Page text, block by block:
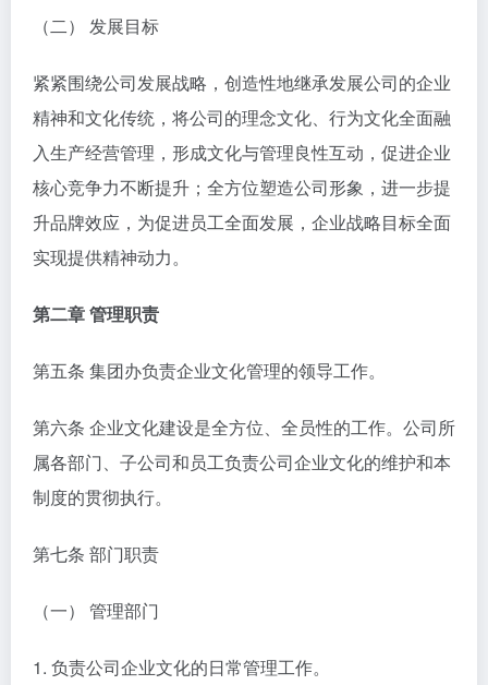
（二） 发展目标
紧紧围绕公司发展战略，创造性地继承发展公司的企业
精神和文化传统，将公司的理念文化、行为文化全面融
入生产经营管理，形成文化与管理良性互动，促进企业
核心竞争力不断提升；全方位塑造公司形象，进一步提
升品牌效应，为促进员工全面发展，企业战略目标全面
实现提供精神动力。
第二章 管理职责
第五条 集团办负责企业文化管理的领导工作。
第六条 企业文化建设是全方位、全员性的工作。公司所
属各部门、子公司和员工负责公司企业文化的维护和本
制度的贯彻执行。
第七条 部门职责
（一） 管理部门
1. 负责公司企业文化的日常管理工作。